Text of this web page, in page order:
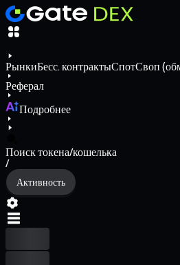
РынкиБесс. контрактыСпотСвоп
Реферал
Подробнее
Поиск токена/кошелька
/
Активность